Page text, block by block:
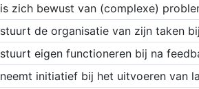
is zich bewust van (complexe)
stuurt de organisatie van zijn taken
stuurt eigen functioneren bij na
neemt initiatief bij het uitvoeren van